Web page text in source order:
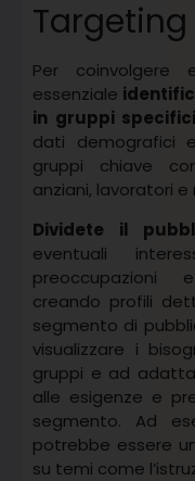
Per coinvolgere
essenziale
in gruppi
dati demografici
gruppi chiave
anziani, lavoratori e
Dividete il
eventuali
preoccupazioni
creando profili
segmento di
visualizzare i
gruppi e ad
alle esigenze e
segmento. Ad
potrebbe essere
su temi come